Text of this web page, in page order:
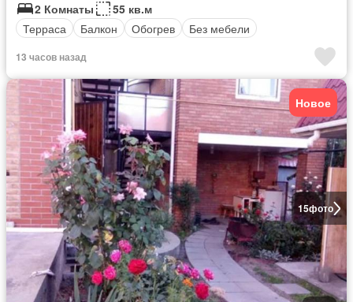
2 Комнаты
55 кв.м
Терраса
Балкон Обогрев Без мебели
13 часов назад
15фото
Новое